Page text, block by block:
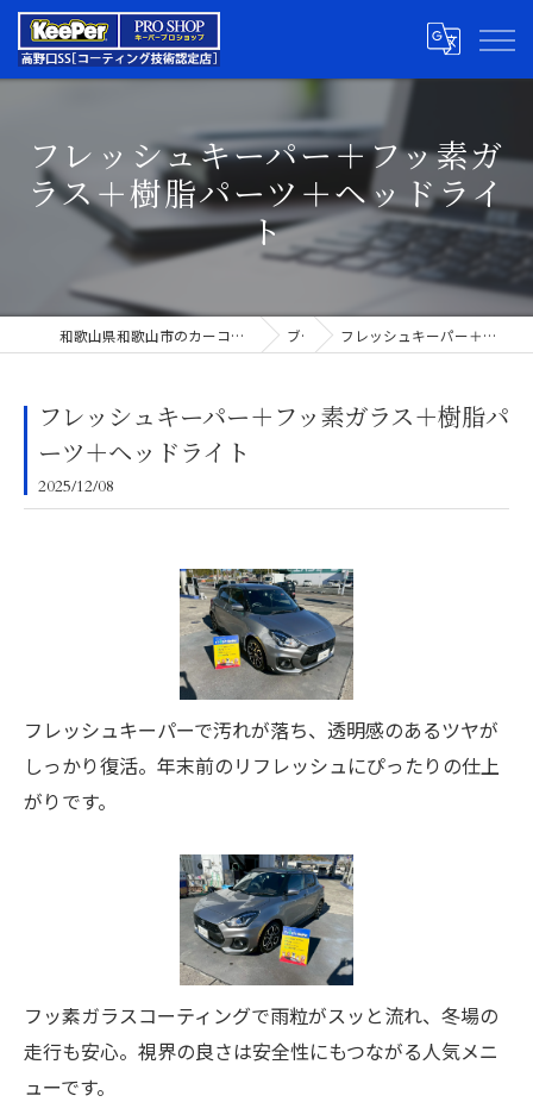
フレッシュキーパー＋フッ素ガ
ラス＋樹脂パーツ＋ヘッドライ
ト
和歌山県和歌山市のカーコーティングならキーパープロショップ高野口SS ブログ フレッシュキーパー＋フッ素ガラス＋樹脂パーツ＋ヘッドライト
フレッシュキーパー＋フッ素ガラス＋樹脂パ
ーツ＋ヘッドライト
2025/12/08
フレッシュキーパーで汚れが落ち、透明感のあるツヤが
しっかり復活。年末前のリフレッシュにぴったりの仕上
がりです。
フッ素ガラスコーティングで雨粒がスッと流れ、冬場の
走行も安心。視界の良さは安全性にもつながる人気メニ
ューです。